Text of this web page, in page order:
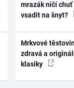
mrazák ničí chuť
vsadit na šnyt?
Mrkvové
zdravá a
klasiky